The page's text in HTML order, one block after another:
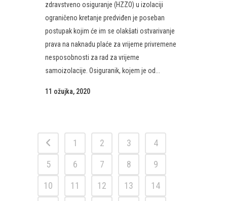
zdravstveno osiguranje (HZZO) u izolaciji
ograničeno kretanje predviđen je poseban
postupak kojim će im se olakšati ostvarivanje
prava na naknadu plaće za vrijeme privremene
nesposobnosti za rad za vrijeme
samoizolacije. Osiguranik, kojem je od...
11 ožujka, 2020
1 2 3
4
5
6 7 8
9
10
11 12 13
14